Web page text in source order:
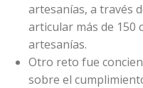
artesanías, a través
articular más de 150
artesanías.
Otro reto fue
sobre el